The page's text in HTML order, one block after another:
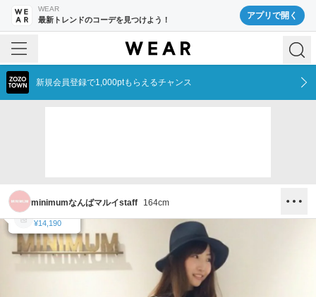
WEAR
最新トレンドのコーデを見つけよう！ アプリで開く
新規会員登録で1,000ptもらえるチャンス
minimumなんばマルイstaff 164cm
¥10,989
¥5,489
¥8,250
¥14,190